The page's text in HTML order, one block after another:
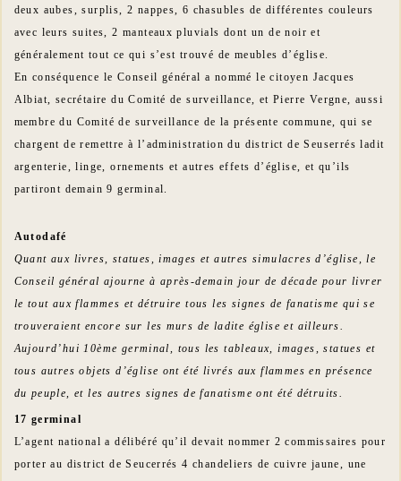
deux aubes, surplis, 2 nappes, 6 chasubles de différentes couleurs
avec leurs suites, 2 manteaux pluvials dont un de noir et
généralement tout ce qui s’est trouvé de meubles d’église.
En conséquence le Conseil général a nommé le citoyen Jacques
Albiat, secrétaire du Comité de surveillance, et Pierre Vergne, aussi
membre du Comité de surveillance de la présente commune, qui se
chargent de remettre à l’administration du district de Seuserrés ladit
argenterie, linge, ornements et autres effets d’église, et qu’ils
partiront demain 9 germinal.
Autodafé
Quant aux livres, statues, images et autres simulacres d’église, le
Conseil général ajourne à après-demain jour de décade pour livrer
le tout aux flammes et détruire tous les signes de fanatisme qui se
trouveraient encore sur les murs de ladite église et ailleurs.
Aujourd’hui 10ème germinal, tous les tableaux, images, statues et
tous autres objets d’église ont été livrés aux flammes en présence
du peuple, et les autres signes de fanatisme ont été détruits.
17 germinal
L’agent national a délibéré qu’il devait nommer 2 commissaires pour
porter au district de Seucerrés 4 chandeliers de cuivre jaune, une